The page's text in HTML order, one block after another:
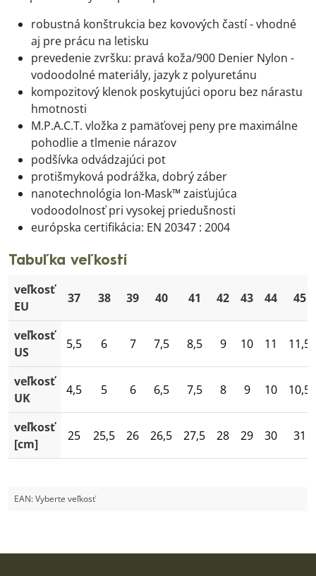
robustná konštrukcia bez kovových častí - vhodné
aj pre prácu na letisku
prevedenie zvršku: pravá koža/900 Denier Nylon -
vodoodolné materiály, jazyk z polyuretánu
kompozitový klenok poskytujúci oporu bez nárastu
hmotnosti
M.P.A.C.T. vložka z pamäťovej peny pre maximálne
pohodlie a tlmenie nárazov
podšívka odvádzajúci pot
protišmyková podrážka, dobrý záber
nanotechnológia Ion-Mask™ zaisťujúca
vodoodolnosť pri vysokej priedušnosti
európska certifikácia: EN 20347 : 2004
Tabuľka veľkostí
veľkosť
EU
37 38 39 40 41 42 43 44 45
veľkosť
US
5,5 6 7 7,5 8,5 9 10 11 11,5
veľkosť
UK
4,5 5 6 6,5 7,5 8 9 10 10,5
veľkosť
[cm]
25 25,5 26 26,5 27,5 28 29 30 31
EAN:Vyberte veľkosť